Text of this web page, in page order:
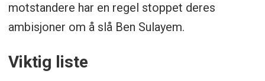
motstandere har en regel stoppet deres
ambisjoner om å slå Ben Sulayem.
Viktig liste